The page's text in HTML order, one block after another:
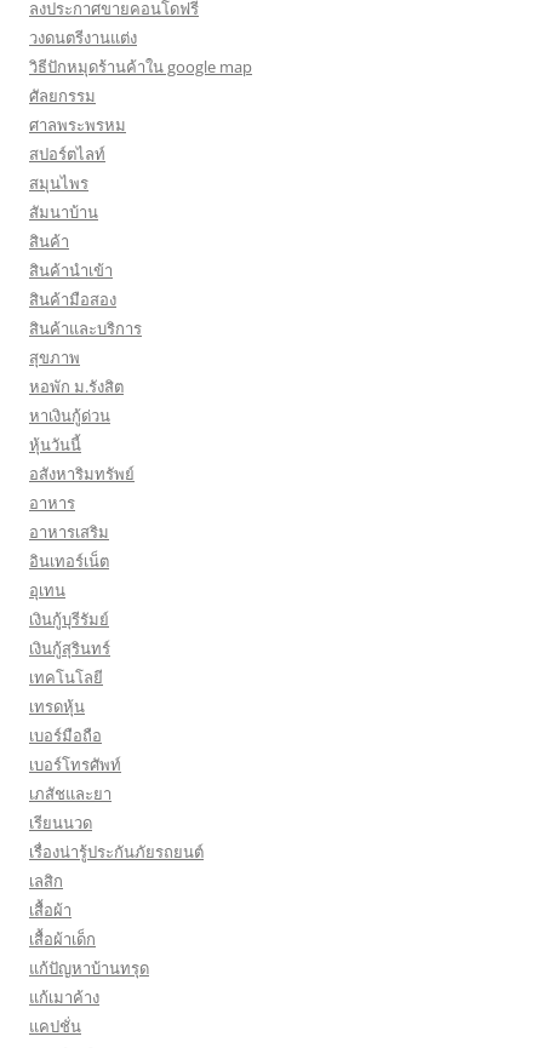
ลงประกาศขายคอนโดฟรี
วงดนตรีงานแต่ง
วิธีปักหมุดร้านค้าใน google map
ศัลยกรรม
ศาลพระพรหม
สปอร์ตไลท์
สมุนไพร
สัมนาบ้าน
สินค้า
สินค้านำเข้า
สินค้ามือสอง
สินค้าและบริการ
สุขภาพ
หอพัก ม.รังสิต
หาเงินกู้ด่วน
หุ้นวันนี้
อสังหาริมทรัพย์
อาหาร
อาหารเสริม
อินเทอร์เน็ต
อุเทน
เงินกู้บุรีรัมย์
เงินกู้สุรินทร์
เทคโนโลยี
เทรดหุ้น
เบอร์มือถือ
เบอร์โทรศัพท์
เภสัชและยา
เรียนนวด
เรื่องน่ารู้ประกันภัยรถยนต์
เลสิก
เสื้อผ้า
เสื้อผ้าเด็ก
แก้ปัญหาบ้านทรุด
แก้เมาค้าง
แคปชั่น